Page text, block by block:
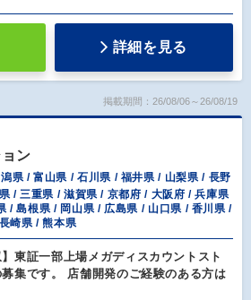
詳細を見る
掲載期間：26/08/06～26/08/19
ン
県 / 富山県 / 石川県 / 福井県 / 山梨県 / 長野
/ 三重県 / 滋賀県 / 京都府 / 大阪府 / 兵庫県
/ 島根県 / 岡山県 / 広島県 / 山口県 / 香川県 /
崎県 / 熊本県
】東証一部上場メガディスカウントスト
集です。 店舗開発のご経験のある方は